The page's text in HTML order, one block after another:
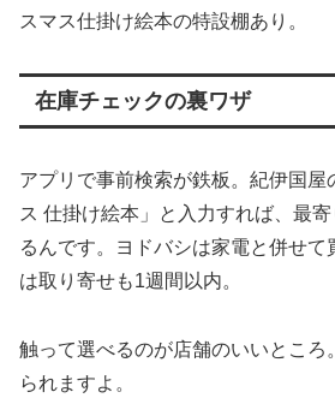
スマス仕掛け絵本の特設棚あり。
在庫チェックの裏ワザ
アプリで事前検索が鉄板。紀伊国屋
ス 仕掛け絵本」と入力すれば、最
るんです。ヨドバシは家電と併せて
は取り寄せも1週間以内。
触って選べるのが店舗のいいところ
られますよ。